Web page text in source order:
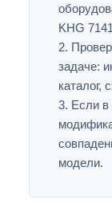
KHG
задаче:
каталог,
Если в
модели.